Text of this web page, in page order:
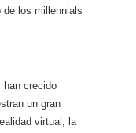
los millennials
han crecido
un gran
virtual, la